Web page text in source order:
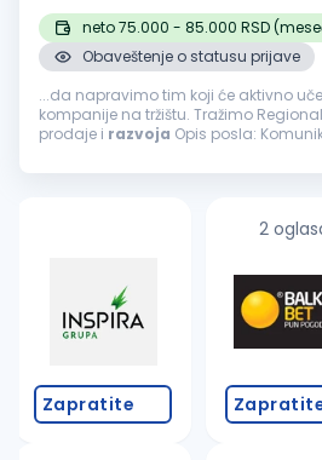
neto 75.000 - 85.000 RSD
Obaveštenje o statusu prijave
...da napravimo tim koji će aktivno
kompanije na tržištu. Tražimo
prodaje i razvoja Opis posla: Komunikacija sa postojećim i
slanje ponuda, porudžbenica...
Zapratite
2